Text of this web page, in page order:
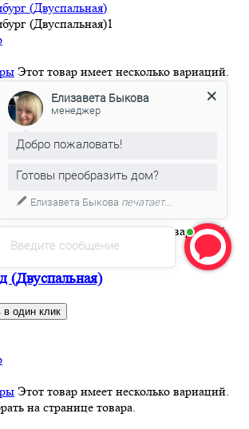
Этот товар имеет несколько вариаций.
на странице товара.
(Двуспальная)
в один клик
Этот товар имеет несколько вариаций.
на странице товара.
(Двуспальная)
в один клик
Этот товар имеет несколько вариаций.
на странице товара.
Введите сообщение
Елизавета Быкова
менеджер
Добро пожаловать!
Готовы преобразить дом?
Елизавета Быкова печатает...